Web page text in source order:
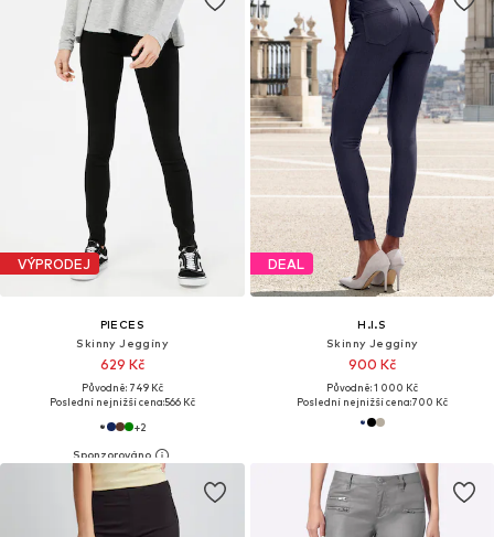
VÝPRODEJ
PIECES
Skinny Jeggíny
629 Kč
Původně: 749 Kč
Poslední nejnižší cena:566 Kč
+2
DEAL
H.I.S
Skinny Jeggíny
900 Kč
Původně: 1 000 Kč
Poslední nejnižší cena:700 Kč